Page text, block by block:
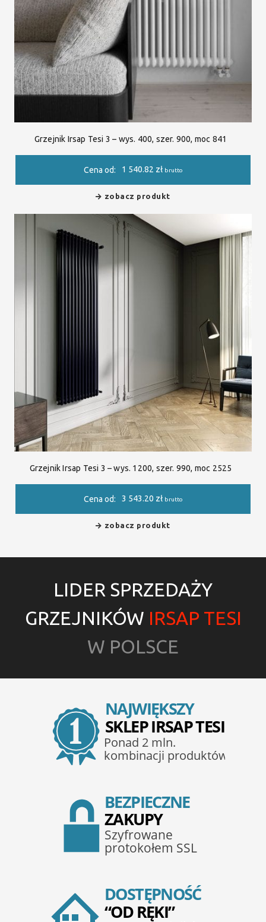
Grzejnik Irsap Tesi 3 – wys. 400, szer. 900, moc 841
Cena od: 1 540.82 zł brutto
zobacz produkt
Grzejnik Irsap Tesi 3 – wys. 1200, szer. 990, moc 2525
Cena od: 3 543.20 zł brutto
zobacz produkt
LIDER SPRZEDAŻY
GRZEJNIKÓW IRSAP TESI
W POLSCE